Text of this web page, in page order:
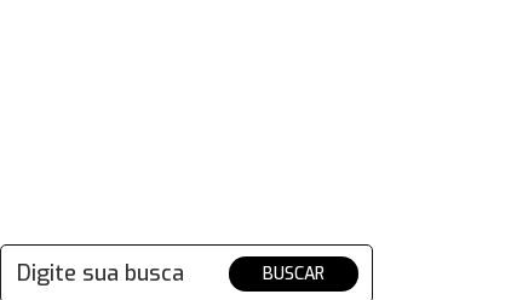
BUSCAR